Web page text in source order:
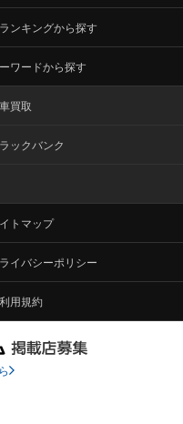
ンキングから探す
ワードから探す
買取
ックバンク
トマップ
イバシーポリシー
用規約